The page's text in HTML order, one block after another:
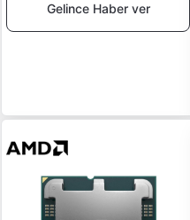
Gelince Haber ver